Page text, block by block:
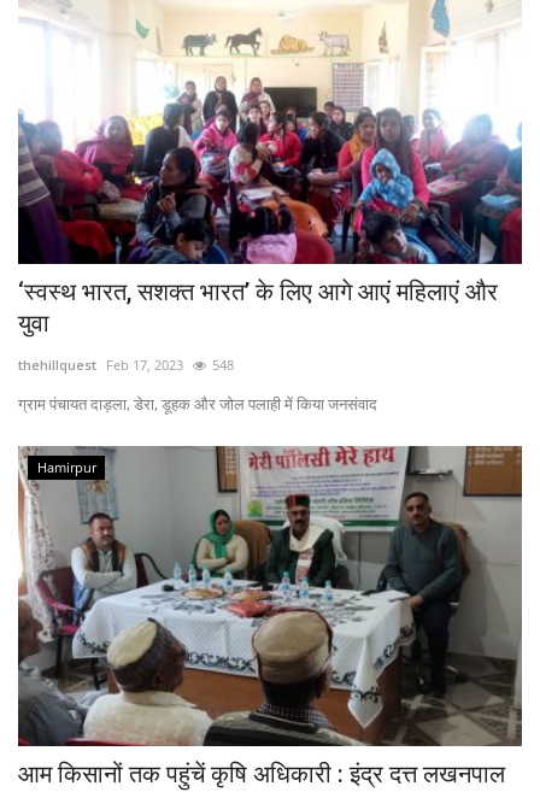
‘स्वस्थ भारत, सशक्त भारत’ के लिए आगे आएं महिलाएं और
युवा
thehillquest Feb 17, 2023 548
ग्राम पंचायत दाड़ला, डेरा, डूहक और जोल पलाही में किया जनसंवाद
Hamirpur
आम किसानों तक पहुंचें कृषि अधिकारी : इंद्र दत्त लखनपाल